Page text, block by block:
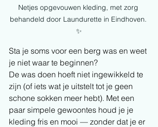
Netjes opgevouwen kleding, met zorg
behandeld door Laundurette in Eindhoven.
✨
Sta je soms voor een berg was en weet
je niet waar te beginnen?
De was doen hoeft niet ingewikkeld te
zijn (of iets wat je uitstelt tot je geen
schone sokken meer hebt). Met een
paar simpele gewoontes houd je je
kleding fris en mooi — zonder dat je er